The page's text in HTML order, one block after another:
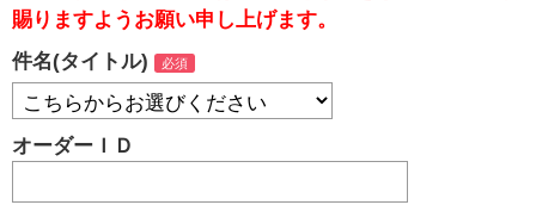
賜りますようお願い申し上げます。
件名(タイトル)
オーダーＩＤ